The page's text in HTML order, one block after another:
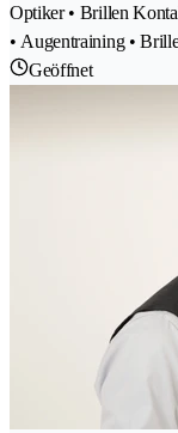
Optiker • Brillen
• Augentraining •
Geöffnet